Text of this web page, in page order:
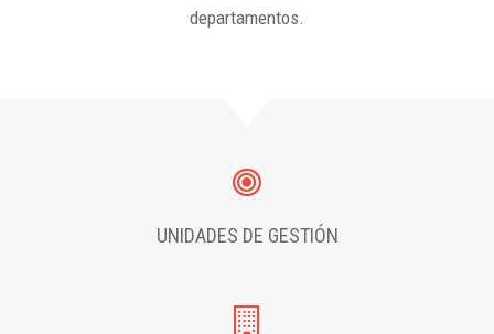
departamentos.
UNIDADES DE GESTIÓN